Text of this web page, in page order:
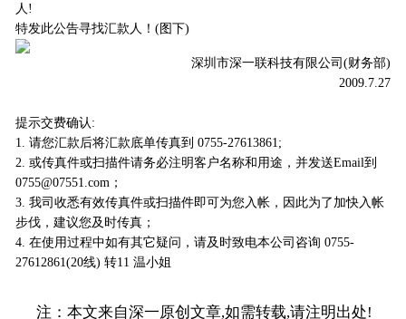
人!
特发此公告寻找汇款人！(图下)
深圳市深一联科技有限公司(财务部)
2009.7.27
提示交费确认:
1. 请您汇款后将汇款底单传真到 0755-27613861;
2. 或传真件或扫描件请务必注明客户名称和用途，并发送Email到
0755@07551.com；
3. 我司收悉有效传真件或扫描件即可为您入帐，因此为了加快入帐
步伐，建议您及时传真；
4. 在使用过程中如有其它疑问，请及时致电本公司咨询 0755-
27612861(20线) 转11 温小姐
注：本文来自深一原创文章,如需转载,请注明出处!